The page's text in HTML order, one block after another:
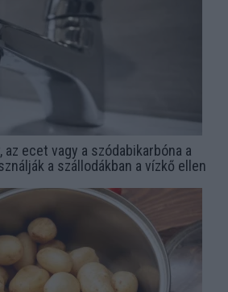
az ecet vagy a szódabikarbóna a
a szállodákban a vízkő ellen